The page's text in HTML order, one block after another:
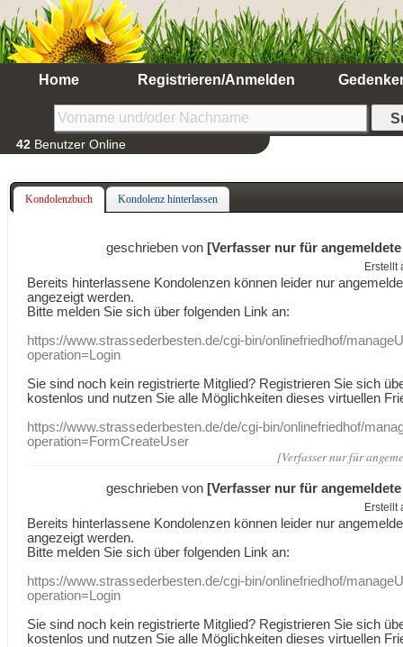
Home Registrieren/Anmelden
42 Benutzer Online
Kondolenzbuch Kondolenz hinterlassen
geschrieben von [Verfasser nur für
Erstellt
Bereits hinterlassene Kondolenzen können leider nur
angezeigt werden.
Bitte melden Sie sich über folgenden Link an:
https://www.strassederbesten.de/cgi-bin/onlinefriedhof/
operation=Login
Sie sind noch kein registrierte Mitglied? Registrieren Sie sich
kostenlos und nutzen Sie alle Möglichkeiten dieses virtuellen
https://www.strassederbesten.de/de/cgi-bin/onlinefriedhof/
operation=FormCreateUser
[Verfasser nur für
geschrieben von [Verfasser nur für
Erstellt
Bereits hinterlassene Kondolenzen können leider nur
angezeigt werden.
Bitte melden Sie sich über folgenden Link an:
https://www.strassederbesten.de/cgi-bin/onlinefriedhof/
operation=Login
Sie sind noch kein registrierte Mitglied? Registrieren Sie sich
kostenlos und nutzen Sie alle Möglichkeiten dieses virtuellen